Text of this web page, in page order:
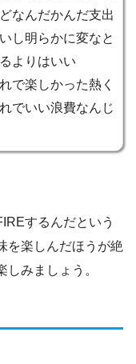
なんだかんだ支出
し明らかに変なと
よりはいい
で楽しかった熱く
でいい浪費なんじ
するんだという
を楽しんだほうが絶
みましょう。